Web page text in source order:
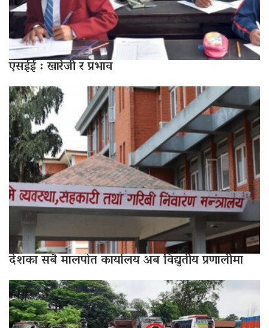
एसईई : खारेजी र प्रभाव
देशका सबै मालपोत कार्यालय अब विद्युतीय प्रणालीमा